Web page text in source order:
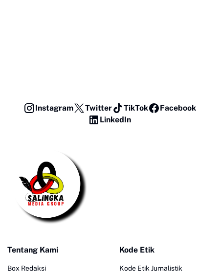
Instagram Twitter TikTok
Facebook
LinkedIn
Tentang Kami
Box Redaksi
Kode Etik
Kode Etik Jurnalistik